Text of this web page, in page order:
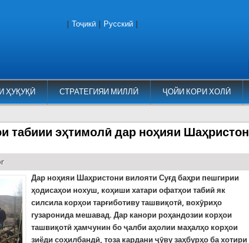
ҲУҚУҚӢ СТРАТЕГИЯИ МИЛЛӢ ҶОЙИ КОРИ ХОЛӢ
Тоҷикӣ Русский
табиии эҳтимолӣ дар ноҳияи Шаҳристон
Дар ноҳияи Шаҳристони вилояти Суғд баҳри пешгирии
ҳодисаҳои нохуш, коҳиши хатариофатҳои табиӣ як
силсила корҳои тарғиботиву ташвиқотӣ, вохӯриҳо
гузаронида мешавад. Дар канори роҳандозии корҳои
ташвиқотӣ ҳамчунин бо ҷалби аҳолии маҳалҳо корҳои
зиёди соҳилбандӣ, тоза кардани ҷӯву заҳбурҳо ба хотири